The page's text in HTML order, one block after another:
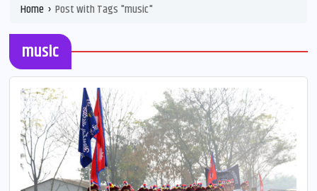
Home Post with Tags "music"
music